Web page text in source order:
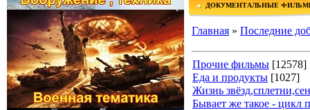
ДОКУМЕНТАЛЬНЫЕ
Главная » Последние
Прочие фильмы [12578]
Еда и продукты [1027]
Жизнь
Бывает же такое - цикл